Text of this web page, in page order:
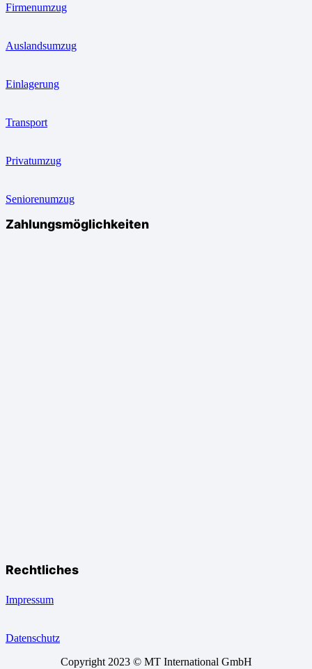
Firmenumzug
Auslandsumzug
Einlagerung
Transport
Privatumzug
Seniorenumzug
Zahlungsmöglichkeiten
Rechtliches
Impressum
Datenschutz
Copyright 2023 © MT International GmbH